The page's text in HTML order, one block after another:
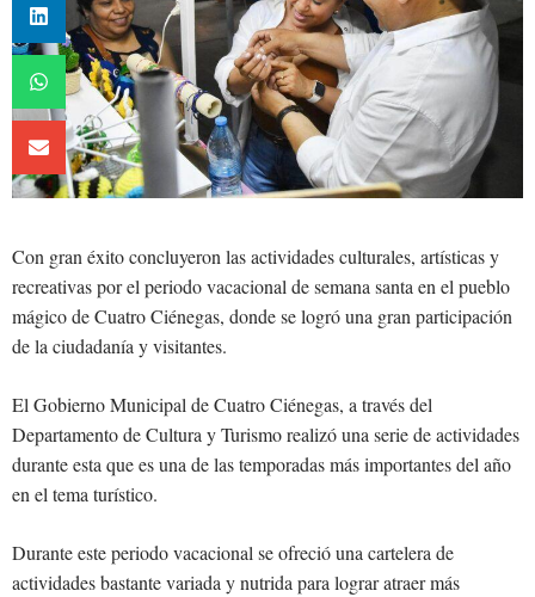
Con gran éxito concluyeron las actividades culturales, artísticas y
recreativas por el periodo vacacional de semana santa en el pueblo
mágico de Cuatro Ciénegas, donde se logró una gran participación
de la ciudadanía y visitantes.
El Gobierno Municipal de Cuatro Ciénegas, a través del
Departamento de Cultura y Turismo realizó una serie de actividades
durante esta que es una de las temporadas más importantes del año
en el tema turístico.
Durante este periodo vacacional se ofreció una cartelera de
actividades bastante variada y nutrida para lograr atraer más